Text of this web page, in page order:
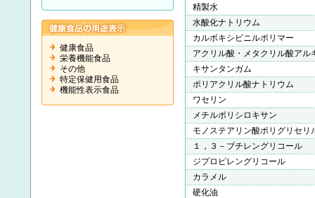
精製水
水酸化ナトリウム
カルボキシビニルポリマー
アクリル酸・メタクリル酸アル
キサンタンガム
ポリアクリル酸ナトリウム
ワセリン
メチルポリシロキサン
モノステアリン酸ポリグリセリ
１，３－ブチレングリコール
ジプロピレングリコール
カラメル
硬化油
健康食品
栄養機能食品
その他
特定保健用食品
機能性表示食品